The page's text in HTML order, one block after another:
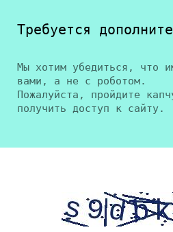
Требуется
Мы хотим убедиться, что
вами, а не с роботом.
Пожалуйста, пройдите
получить доступ к сайту.